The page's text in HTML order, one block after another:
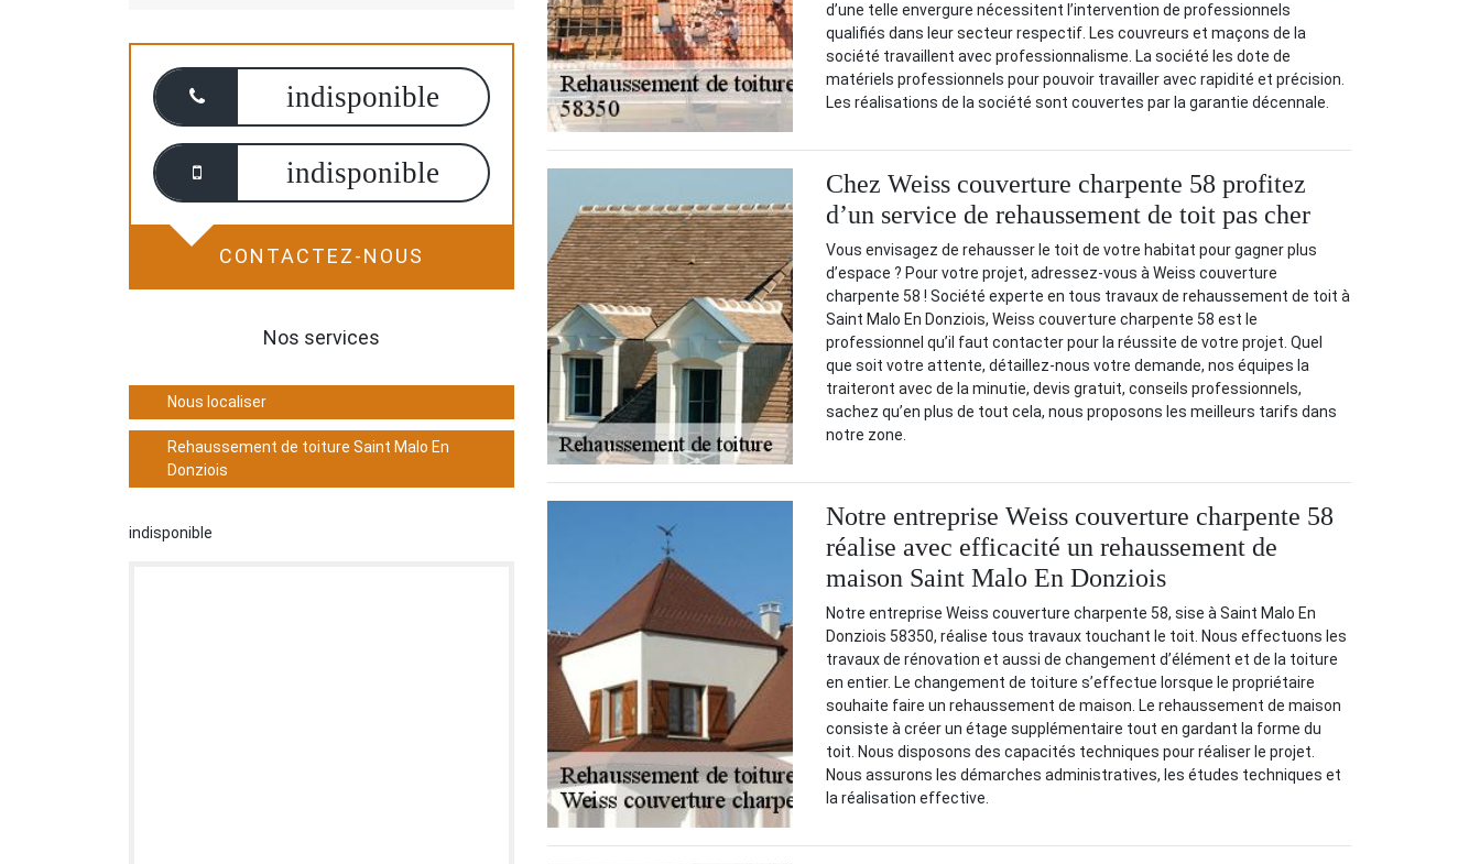
indisponible
indisponible
CONTACTEZ-NOUS
Nos services
Nous localiser
Rehaussement de toiture Saint Malo En
Donziois
indisponible
d’une telle envergure nécessitent l’intervention de professionnels
qualifiés dans leur secteur respectif. Les couvreurs et maçons de la
société travaillent avec professionnalisme. La société les dote de
matériels professionnels pour pouvoir travailler avec rapidité et précision.
Les réalisations de la société sont couvertes par la garantie décennale.
Chez Weiss couverture charpente 58 profitez
d’un service de rehaussement de toit pas cher
Vous envisagez de rehausser le toit de votre habitat pour gagner plus
d’espace ? Pour votre projet, adressez-vous à Weiss couverture
charpente 58 ! Société experte en tous travaux de rehaussement de toit à
Saint Malo En Donziois, Weiss couverture charpente 58 est le
professionnel qu’il faut contacter pour la réussite de votre projet. Quel
que soit votre attente, détaillez-nous votre demande, nos équipes la
traiteront avec de la minutie, devis gratuit, conseils professionnels,
sachez qu’en plus de tout cela, nous proposons les meilleurs tarifs dans
notre zone.
Notre entreprise Weiss couverture charpente 58
réalise avec efficacité un rehaussement de
maison Saint Malo En Donziois
Notre entreprise Weiss couverture charpente 58, sise à Saint Malo En
Donziois 58350, réalise tous travaux touchant le toit. Nous effectuons les
travaux de rénovation et aussi de changement d’élément et de la toiture
en entier. Le changement de toiture s’effectue lorsque le propriétaire
souhaite faire un rehaussement de maison. Le rehaussement de maison
consiste à créer un étage supplémentaire tout en gardant la forme du
toit. Nous disposons des capacités techniques pour réaliser le projet.
Nous assurons les démarches administratives, les études techniques et
la réalisation effective.